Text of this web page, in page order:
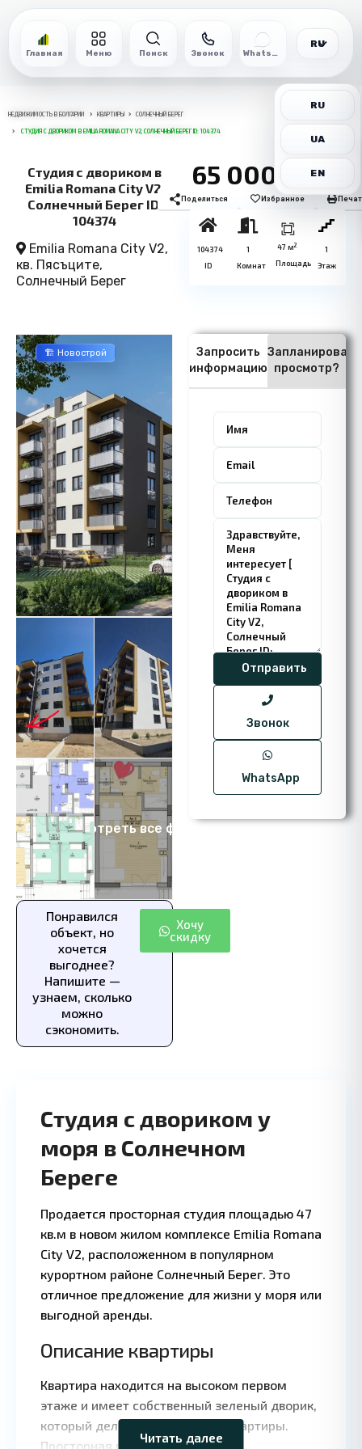
Главная Меню Поиск Звонок WhatsApp
RU
RU
UA
EN
НЕДВИЖИМОСТЬ В БОЛГАРИИ КВАРТИРЫ СОЛНЕЧНЫЙ БЕРЕГ
СТУДИЯ С ДВОРИКОМ В EMILIA ROMANA CITY V2, СОЛНЕЧНЫЙ БЕРЕГ ID: 104374
Студия с двориком в
Emilia Romana City V2,
Солнечный Берег ID:
104374
Emilia Romana City V2,
кв. Пясъците,
Солнечный Берег
65 000€
Поделиться Избранное
104374
ID
1
Комнат
47 м2
Площадь
1
Этаж
Посмотреть все фото 8
🏗️ Новострой
Понравился
объект, но
хочется
выгоднее?
Напишите —
узнаем, сколько
можно
сэкономить.
Хочу
скидку
Запросить
информацию
Запланировать
просмотр?
Звонок
WhatsApp
Студия с двориком у
моря в Солнечном
Береге
Продается просторная студия площадью 47
кв.м в новом жилом комплексе Emilia Romana
City V2, расположенном в популярном
курортном районе Солнечный Берег. Это
отличное предложение для жизни у моря или
выгодной аренды.
Описание квартиры
Квартира находится на высоком первом
этаже и имеет собственный зеленый дворик,
который делится всего на три квартиры.
Просторная планировка с южной
Читать далее